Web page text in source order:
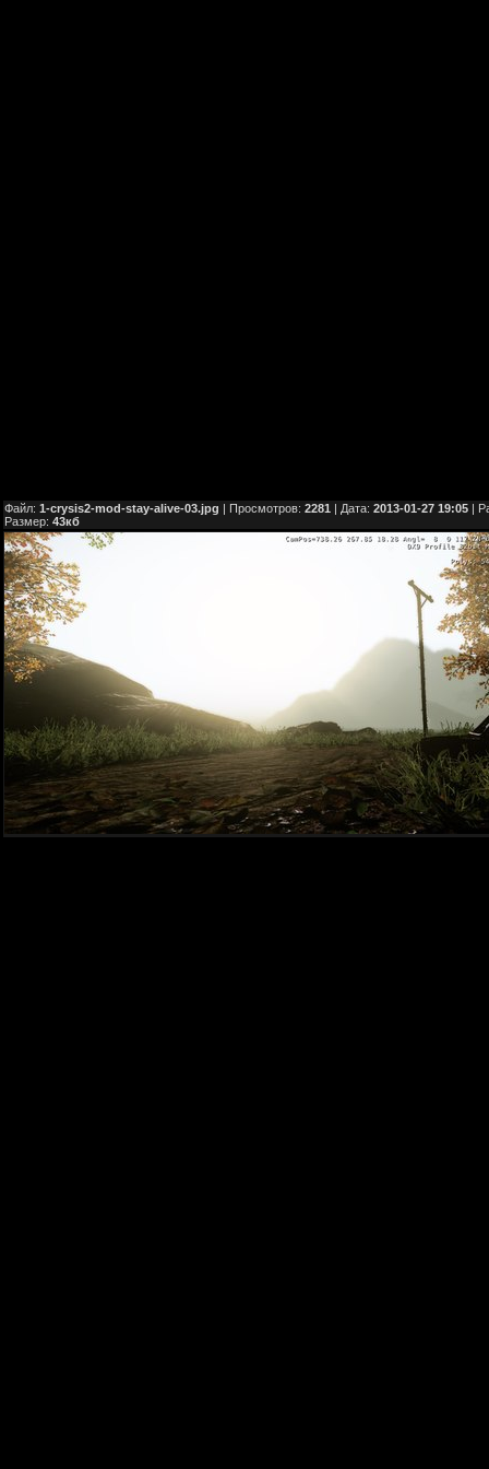
Файл: 1-crysis2-mod-stay-alive-03.jpg | Просмотров: 2281 | Дата: 2013-01-27 19:05 |
Размер: 43кб